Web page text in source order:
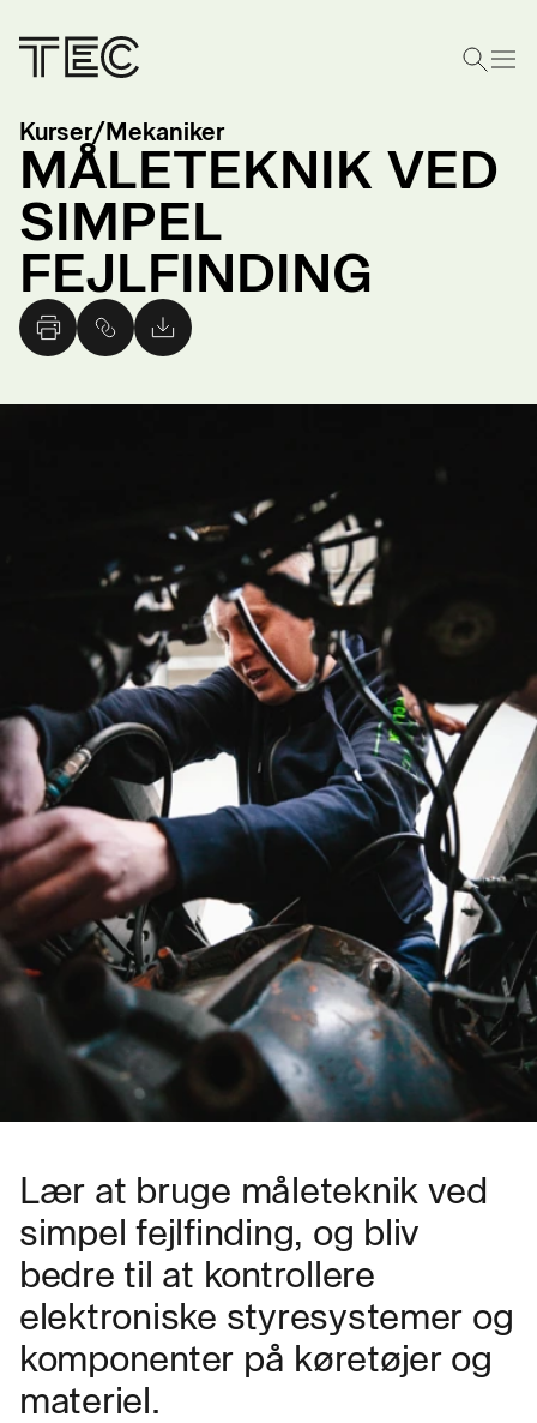
Kurser/Mekaniker
MÅLETEKNIK VED
SIMPEL
FEJLFINDING
Lær at bruge måleteknik ved
simpel fejlfinding, og bliv
bedre til at kontrollere
elektroniske styresystemer og
komponenter på køretøjer og
materiel.